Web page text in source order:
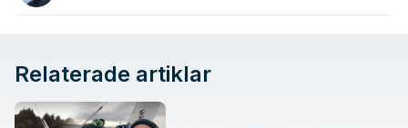
Relaterade artiklar